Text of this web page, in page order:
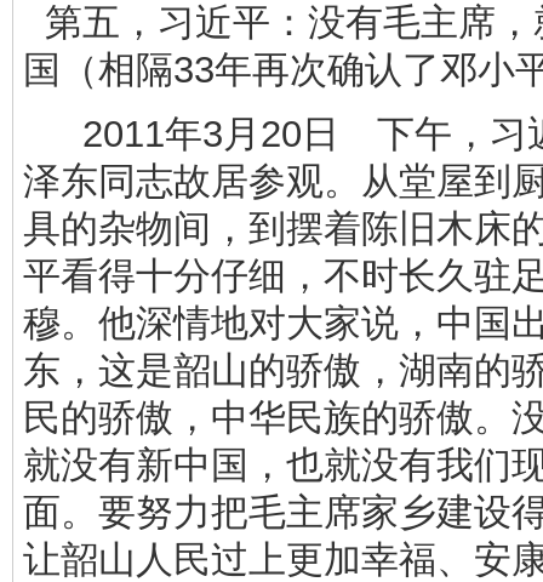
第五，习近平：没有毛主席
国（相隔33年再次确认了邓小
2011年3月20日 下午，习
泽东同志故居参观。从堂屋到
具的杂物间，到摆着陈旧木床
平看得十分仔细，不时长久驻
穆。他深情地对大家说，中国
东，这是韶山的骄傲，湖南的
民的骄傲，中华民族的骄傲。
就没有新中国，也就没有我们
面。要努力把毛主席家乡建设
让韶山人民过上更加幸福、安